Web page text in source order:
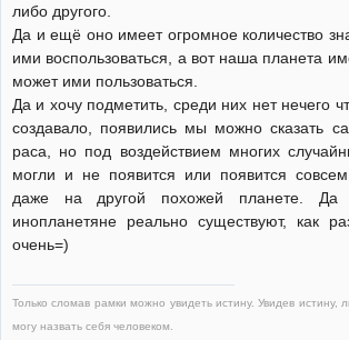
либо другого.
Да и ещё оно имеет огромное количество
ими воспользоваться, а вот наша планета
может ими пользоваться.
Да и хочу подметить, среди них нет нечего
создавало, появились мы можно сказать
раса, но под воздействием многих
могли и не появится или появится
даже на другой похожей планете.
инопланетяне реально существуют, как
очень=)
Только сломав рамки можно увидеть истину. Увидев истину,
могу назвать себя человеком.